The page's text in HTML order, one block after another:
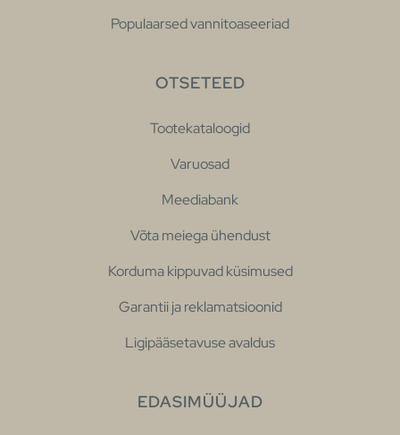
Populaarsed vannitoaseeriad
OTSETEED
Tootekataloogid
Varuosad
Meediabank
Võta meiega ühendust
Korduma kippuvad küsimused
Garantii ja reklamatsioonid
Ligipääsetavuse avaldus
EDASIMÜÜJAD